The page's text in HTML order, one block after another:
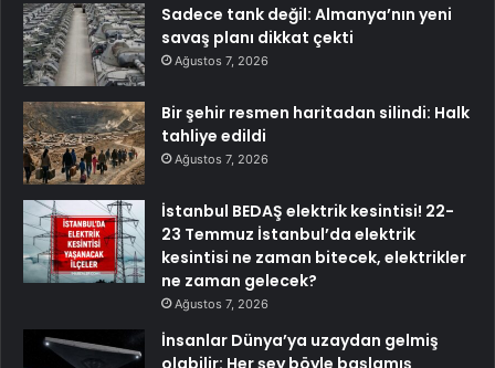
Sadece tank değil: Almanya’nın yeni
savaş planı dikkat çekti
Ağustos 7, 2026
Bir şehir resmen haritadan silindi: Halk
tahliye edildi
Ağustos 7, 2026
İstanbul BEDAŞ elektrik kesintisi! 22-
23 Temmuz İstanbul’da elektrik
kesintisi ne zaman bitecek, elektrikler
ne zaman gelecek?
Ağustos 7, 2026
İnsanlar Dünya’ya uzaydan gelmiş
olabilir: Her şey böyle başlamış